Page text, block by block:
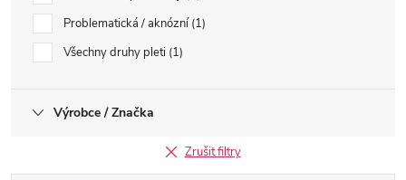
Problematická / aknózní 1
Všechny druhy pleti 1
Výrobce / Značka
Zrušit filtry